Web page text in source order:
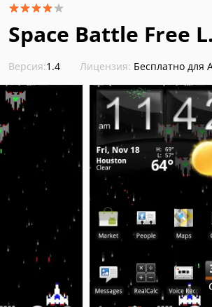
Space Battle Free
Версия:1.4 Лицензия: Бесплатно для